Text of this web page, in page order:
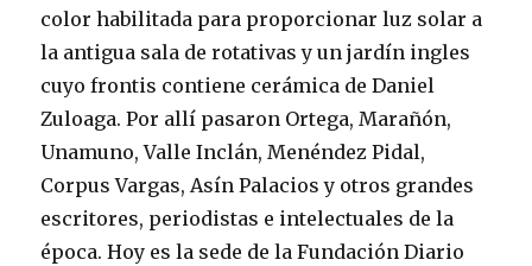
color habilitada para proporcionar luz solar a
la antigua sala de rotativas y un jardín ingles
cuyo frontis contiene cerámica de Daniel
Zuloaga. Por allí pasaron Ortega, Marañón,
Unamuno, Valle Inclán, Menéndez Pidal,
Corpus Vargas, Asín Palacios y otros grandes
escritores, periodistas e intelectuales de la
época. Hoy es la sede de la Fundación Diario